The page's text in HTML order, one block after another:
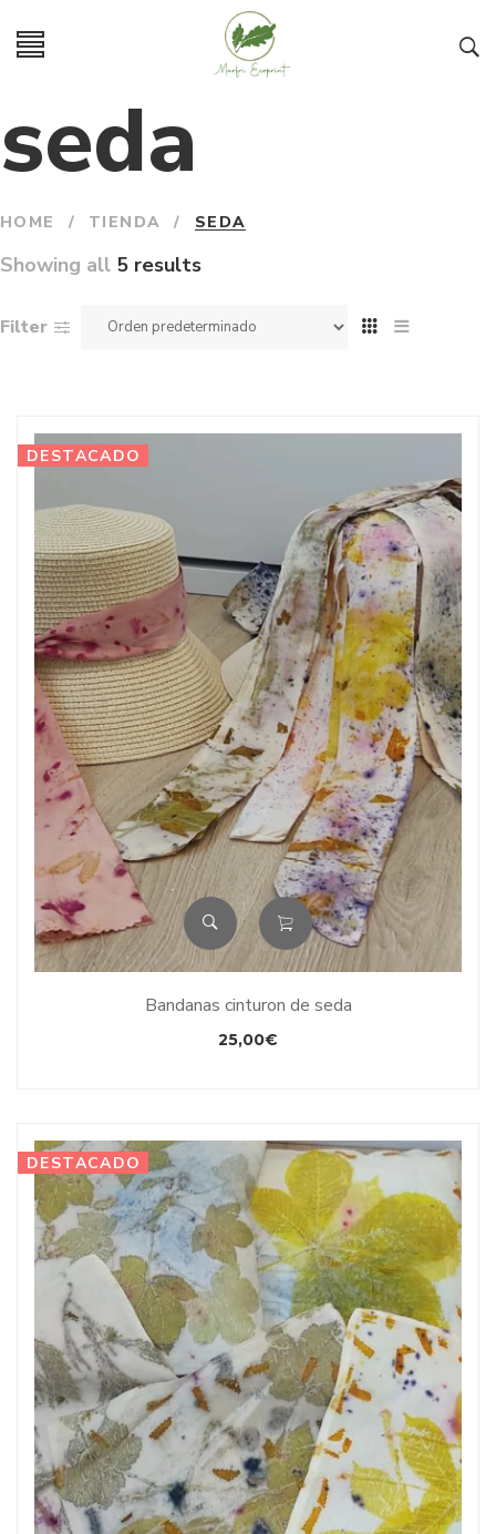
seda
HOME / TIENDA / SEDA
Showing all 5 results
Filter
DESTACADO
Bandanas cinturon de seda
25,00€
DESTACADO